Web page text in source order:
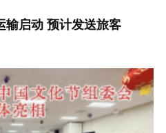
输启动 预计发送旅客